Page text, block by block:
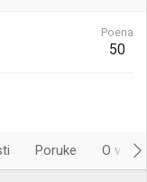
Poena
50
Poruke O